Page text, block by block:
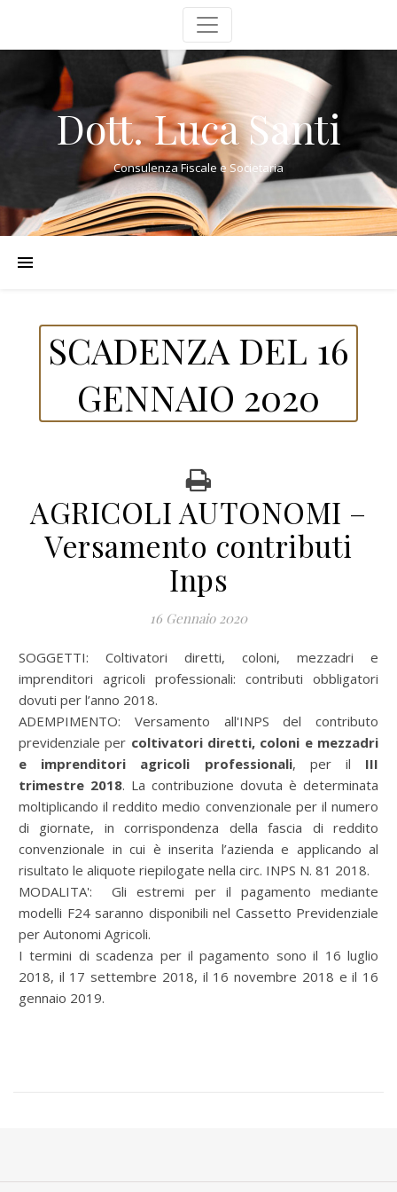
Dott. Luca Santi
Consulenza Fiscale e Societaria
SCADENZA DEL 16
GENNAIO 2020
AGRICOLI AUTONOMI –
Versamento contributi
Inps
16 Gennaio 2020
SOGGETTI: Coltivatori diretti, coloni, mezzadri e
imprenditori agricoli professionali: contributi obbligatori
dovuti per l’anno 2018.
ADEMPIMENTO: Versamento all'INPS del contributo
previdenziale per coltivatori diretti, coloni e mezzadri
e imprenditori agricoli professionali, per il III
trimestre 2018. La contribuzione dovuta è determinata
moltiplicando il reddito medio convenzionale per il numero
di giornate, in corrispondenza della fascia di reddito
convenzionale in cui è inserita l’azienda e applicando al
risultato le aliquote riepilogate nella circ. INPS N. 81 2018.
MODALITA': Gli estremi per il pagamento mediante
modelli F24 saranno disponibili nel Cassetto Previdenziale
per Autonomi Agricoli.
I termini di scadenza per il pagamento sono il 16 luglio
2018, il 17 settembre 2018, il 16 novembre 2018 e il 16
gennaio 2019.